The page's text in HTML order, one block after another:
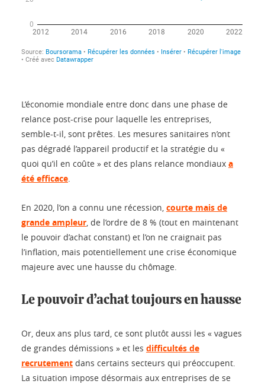
L’économie mondiale entre donc dans une phase de
relance post-crise pour laquelle les entreprises,
semble-t-il, sont prêtes. Les mesures sanitaires n’ont
pas dégradé l’appareil productif et la stratégie du «
quoi qu’il en coûte » et des plans relance mondiaux a
été efficace.
En 2020, l’on a connu une récession, courte mais de
grande ampleur, de l’ordre de 8 % (tout en maintenant
le pouvoir d’achat constant) et l’on ne craignait pas
l’inflation, mais potentiellement une crise économique
majeure avec une hausse du chômage.
Le pouvoir d’achat toujours en hausse
Or, deux ans plus tard, ce sont plutôt aussi les « vagues
de grandes démissions » et les difficultés de
recrutement dans certains secteurs qui préoccupent.
La situation impose désormais aux entreprises de se